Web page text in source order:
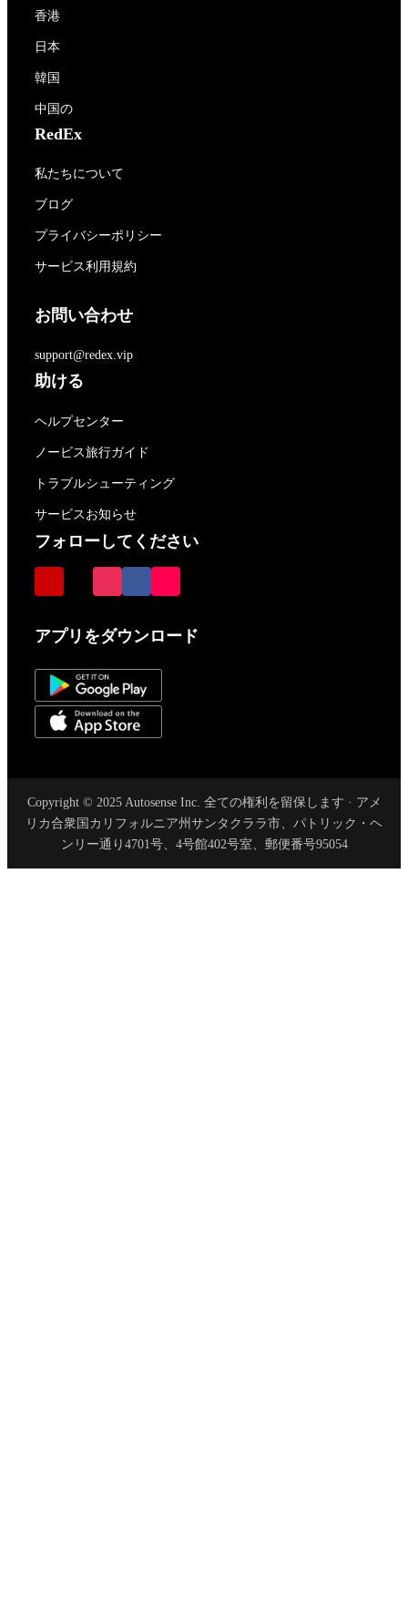
香港
日本
韓国
中国の
RedEx
私たちについて
ブログ
プライバシーポリシー
サービス利用規約
お問い合わせ
support@redex.vip
助ける
ヘルプセンター
ノービス旅行ガイド
トラブルシューティング
サービスお知らせ
フォローしてください
アプリをダウンロード
Copyright © 2025 Autosense Inc. 全ての権利を留保します · アメ
リカ合衆国カリフォルニア州サンタクララ市、パトリック・ヘ
ンリー通り4701号、4号館402号室、郵便番号95054